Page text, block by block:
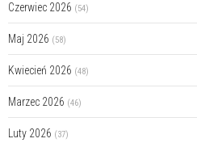
Czerwiec 2026 (54)
Maj 2026 (58)
Kwiecień 2026 (48)
Marzec 2026 (46)
Luty 2026 (37)